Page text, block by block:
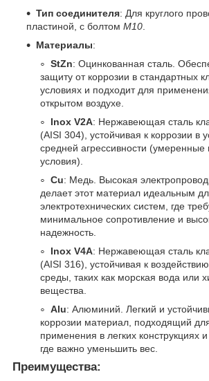
Тип соединителя: Для круглого
пластиной, с болтом M10.
Материалы:
StZn: Оцинкованная сталь.
защиту от коррозии в стандартных
условиях и подходит для
открытом воздухе.
Inox V2A: Нержавеющая сталь
(AISI 304), устойчивая к коррозии в
средней агрессивности (умеренные
условия).
Cu: Медь. Высокая
делает этот материал идеальным
электротехнических систем, где
минимальное сопротивление и
надежность.
Inox V4A: Нержавеющая сталь
(AISI 316), устойчивая к
среды, таких как морская вода или
вещества.
Alu: Алюминий. Легкий и
коррозии материал, подходящий
применения в легких конструкциях
где важно уменьшить вес.
Преимущества: